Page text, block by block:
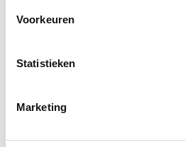
Voorkeuren
Statistieken
Marketing
plakplaat